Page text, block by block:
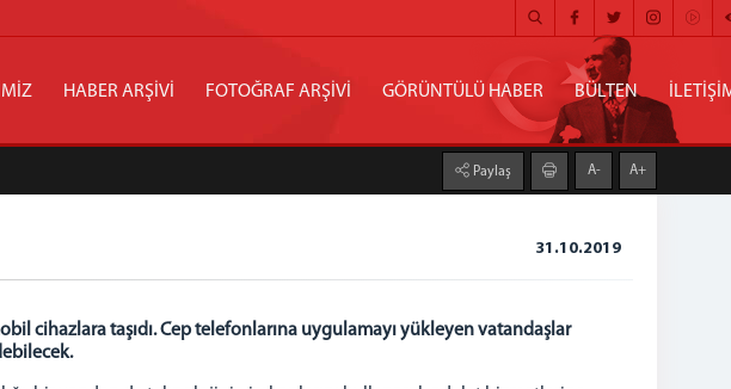
HABER ARŞİVİ FOTOĞRAF ARŞİVİ GÖRÜNTÜLÜ HABER BÜLTEN
Paylaş A- A+
31.10.2019
cihazlara taşıdı. Cep telefonlarına uygulamayı yükleyen vatandaşlar